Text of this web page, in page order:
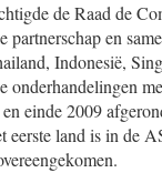
de Raad de
partnerschap en
Indonesië,
onderhandelingen
einde 2009
eerste land is in de